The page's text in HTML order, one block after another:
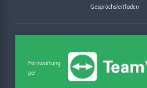
Gesprächsleitfaden
Fernwartung
per